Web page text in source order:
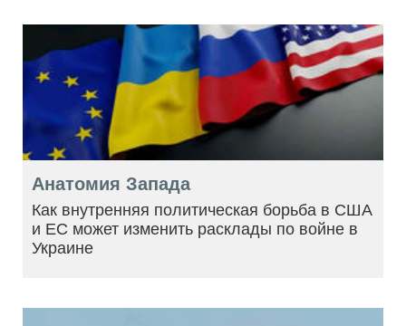
Анатомия Запада
Как внутренняя политическая борьба в США
и ЕС может изменить расклады по войне в
Украине